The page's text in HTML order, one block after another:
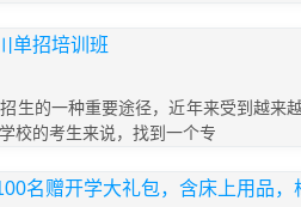
单招培训班
生的一种重要途径，近年来受到越来
校的考生来说，找到一个专
名赠开学大礼包，含床上用品，